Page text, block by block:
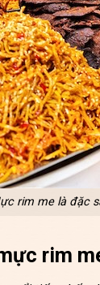
rim me là đặc
rim